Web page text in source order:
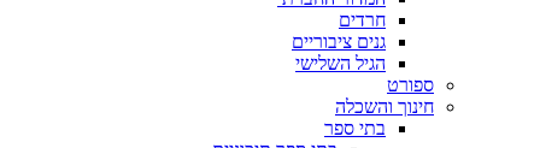
חרדים
גנים ציבוריים
הגיל השלישי
ספורט
חינוך והשכלה
בתי ספר